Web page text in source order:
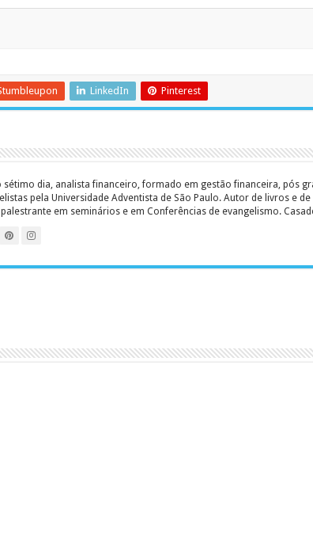
LinkedIn Pinterest
sétimo dia, analista financeiro, formado em gestão financeira, pós
pela Universidade Adventista de São Paulo. Autor de livros e
em seminários e em Conferências de evangelismo.